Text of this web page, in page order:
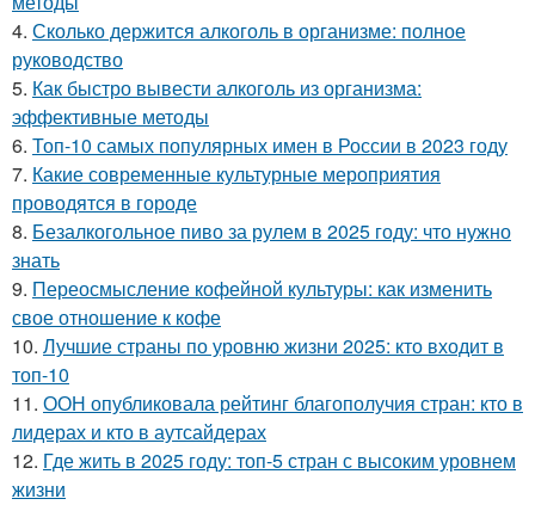
4. Сколько держится алкоголь в организме: полное
руководство
5. Как быстро вывести алкоголь из организма:
эффективные методы
6. Топ-10 самых популярных имен в России в 2023 году
7. Какие современные культурные мероприятия
проводятся в городе
8. Безалкогольное пиво за рулем в 2025 году: что нужно
знать
9. Переосмысление кофейной культуры: как изменить
свое отношение к кофе
10. Лучшие страны по уровню жизни 2025: кто входит в
топ-10
11. ООН опубликовала рейтинг благополучия стран: кто в
лидерах и кто в аутсайдерах
12. Где жить в 2025 году: топ-5 стран с высоким уровнем
жизни